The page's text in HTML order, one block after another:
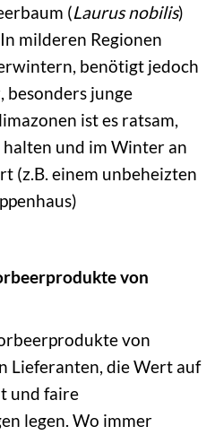
(Laurus nobilis)
milderen Regionen
benötigt jedoch
junge
ist es ratsam,
und im Winter an
(z.B. einem unbeheizten
von
von
Lieferanten, die Wert auf
und faire
legen. Wo immer